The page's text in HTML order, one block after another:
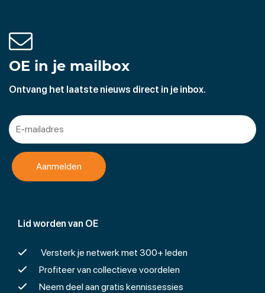
Lid worden van OE
Versterk je netwerk met 300+ leden
Profiteer van collectieve voordelen
Neem deel aan gratis kennissessies
OE in je mailbox
Ontvang het laatste nieuws direct in je inbox.